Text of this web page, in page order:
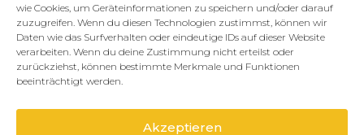
wie Cookies, um Geräteinformationen zu speichern und/oder darauf
zuzugreifen. Wenn du diesen Technologien zustimmst, können wir
Daten wie das Surfverhalten oder eindeutige IDs auf dieser Website
verarbeiten. Wenn du deine Zustimmung nicht erteilst oder
zurückziehst, können bestimmte Merkmale und Funktionen
beeinträchtigt werden.
Akzeptieren